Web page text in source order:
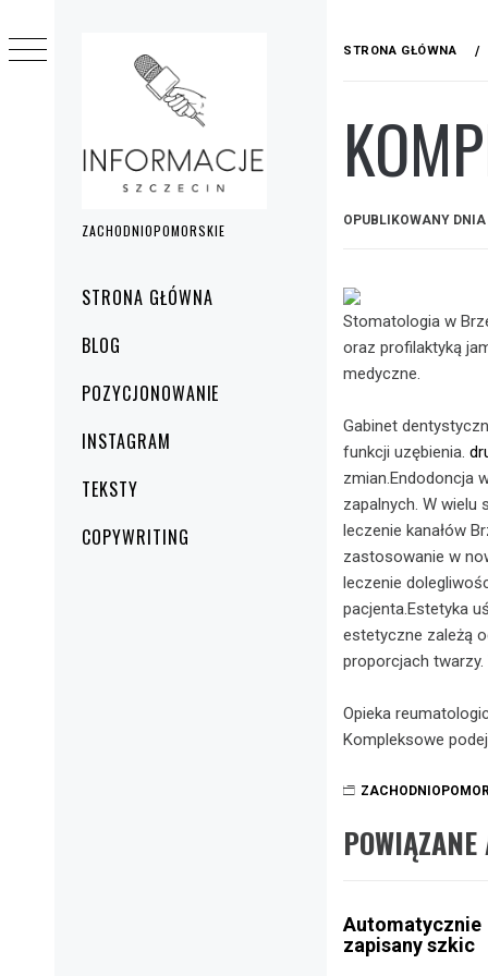
ZACHODNIOPOMORSKIE
główneSTRONA GŁÓWNA
BLOG
POZYCJONOWANIE
INSTAGRAM
TEKSTY
COPYWRITING
do
treści
STRONA GŁÓWNA
OPUBLIKOWANY DNIA
Stomatologia w
oraz profilaktyką
medyczne.
Gabinet
funkcji uzębienia.
zmian.Endodoncja
zapalnych. W
leczenie kanałów
zastosowanie w
leczenie
pacjenta.Estetyka
estetyczne zależą
proporcjach
Opieka
Kompleksowe
Automatycznie
zapisany szkic